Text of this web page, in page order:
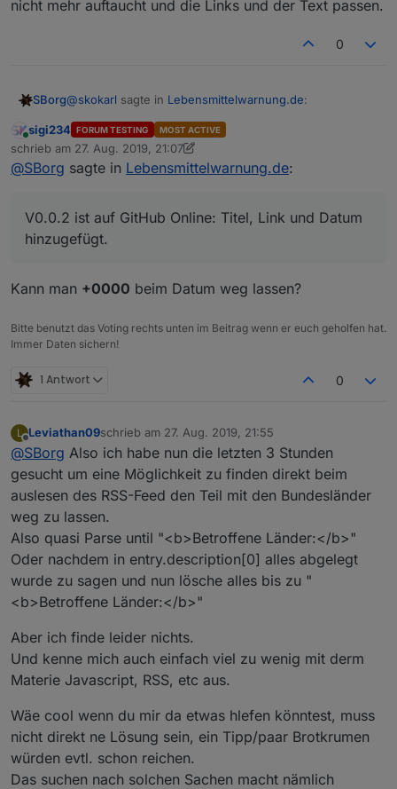
nicht mehr auftaucht und die Links und der Text passen.
0
SBorg@skokarl sagte in Lebensmittelwarnung.de:
@ SBorg
Mein lieber SBorg, Du bist ja so ne Art McGyver
den Programmierern hier.... Meinst Du man könnte
Filter definieren ? dass z.b. das Vegane Zeug
rausfällt ?
Sollte eigentlich möglich sein, ist mal vorgemerkt :)
Kleiner Wermutstropfen: wirft beim ersten starten
(noch) jede Menge Fehler, da er wg. der vielen
Datenpunkte nicht schnell genug hinterher kommt diese
anzulegen, aber schon Daten schreiben möchte. Muss
ich noch fixen. work a round: skript stoppen und
einfach wieder starten.
Zum Update: alleDatenpunkte löschen. Am besten im
JS den User-Einstellungensblock temporär kopieren,
neue JS-Version hinein kopieren/überschreiben und
den gespeicherten User-Block wieder überschreiben.
Dann spart man sich das conden :)
Online
sigi234 FORUM TESTING MOST ACTIVE
schrieb am 27. Aug. 2019, 21:07
zuletzt editiert von sigi234
@SBorg sagte in Lebensmittelwarnung.de:
V0.0.2 ist auf GitHub Online: Titel, Link und Datum
hinzugefügt.
Kann man +0000 beim Datum weg lassen?
Bitte benutzt das Voting rechts unten im Beitrag wenn er euch geholfen hat.
Immer Daten sichern!
1 Antwort 0
L
Offline
Leviathan09schrieb am 27. Aug. 2019, 21:55
zuletzt editiert von
@SBorg Also ich habe nun die letzten 3 Stunden
gesucht um eine Möglichkeit zu finden direkt beim
auslesen des RSS-Feed den Teil mit den Bundesländer
weg zu lassen.
Also quasi Parse until "<b>Betroffene Länder:</b>"
Oder nachdem in entry.description[0] alles abgelegt
wurde zu sagen und nun lösche alles bis zu "
<b>Betroffene Länder:</b>"
Aber ich finde leider nichts.
Und kenne mich auch einfach viel zu wenig mit derm
Materie Javascript, RSS, etc aus.
Wäe cool wenn du mir da etwas hlefen könntest, muss
nicht direkt ne Lösung sein, ein Tipp/paar Brotkrumen
würden evtl. schon reichen.
Das suchen nach solchen Sachen macht nämlich